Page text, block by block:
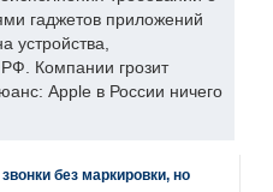
гаджетов приложений
устройства,
Компании грозит
Apple в России ничего
без маркировки, но